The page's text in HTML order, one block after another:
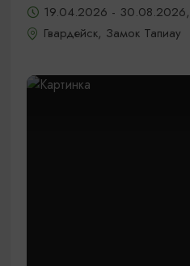
19.04.2026 -
Гвардейск, Замок Тапиау